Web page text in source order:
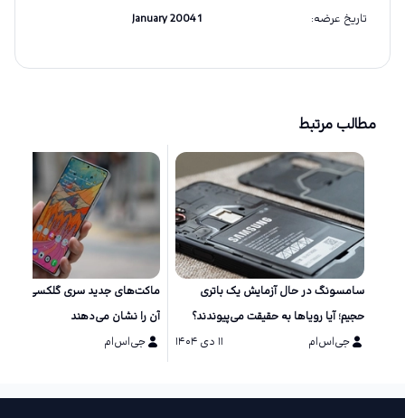
تاریخ عرضه:
1 January 2004
مطالب مرتبط
سامسونگ در حال آزمایش یک باتری
حجیم؛ آیا رویاها به حقیقت می‌پیوندند؟
جی‌اس‌ام
۱۱ دی ۱۴۰۴
آن را نشان می‌دهند
جی‌اس‌ام